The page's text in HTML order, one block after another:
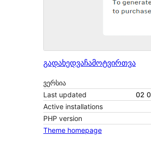
გადახედვაჩამოტვირთვა
ვერსია
Last updated
02
Active installations
PHP version
Theme homepage